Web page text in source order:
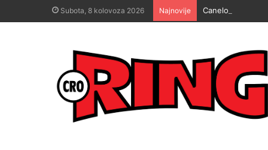
Subota, 8 kolovoza 2026 Najnovije Canelo: